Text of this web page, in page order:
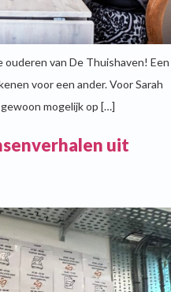
van De Thuishaven! Een
voor een ander. Voor Sarah
mogelijk op […]
uit